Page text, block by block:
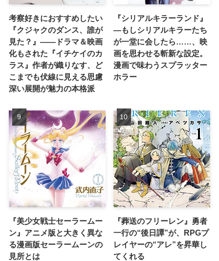
考察好きにおすすめしたい
『クジャクのダンス、誰が
見た？』――ドラマ＆映画
化もされた『イチケイのカ
ラス』作者が織りなす、ど
こまでも伏線に見える思慮
深い展開が魅力の本格派
『シリアルキラーランド』
―もしシリアルキラーたち
が一堂に会したら……、映
画を思わせる斬新な設定。
漫画で味わうスプラッター
ホラー
『美少女戦士セーラームー
ン』アニメ版と大きく異な
る漫画版セーラームーンの
見所とは
『葬送のフリーレン』勇者
一行の“後日譚”が、RPGプ
レイヤーの“アレ”を昇華し
てくれる